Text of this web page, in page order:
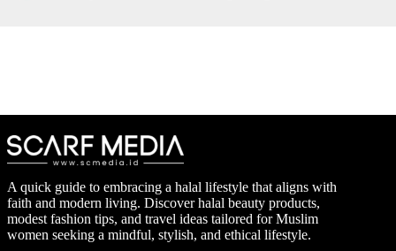
A quick guide to embracing a halal lifestyle that aligns with
faith and modern living. Discover halal beauty products,
modest fashion tips, and travel ideas tailored for Muslim
women seeking a mindful, stylish, and ethical lifestyle.